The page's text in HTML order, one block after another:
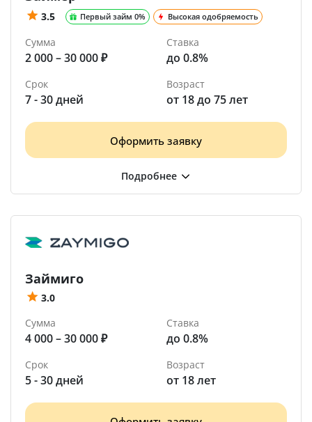
3.5 Первый займ 0% Высокая одобряемость
Сумма
2 000 – 30 000 ₽
Ставка
до 0.8%
Срок
7 - 30 дней
Возраст
от 18 до 75 лет
Оформить заявку
Займиго
3.0
Сумма
4 000 – 30 000 ₽
Ставка
до 0.8%
Срок
5 - 30 дней
Возраст
от 18 лет